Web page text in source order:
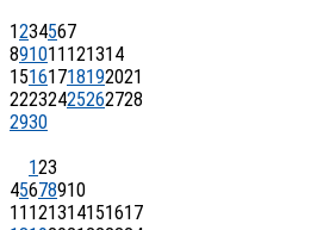
1234567
891011 121314
15161718192021
22232425262728
2930
123
45678910
11 121314151617